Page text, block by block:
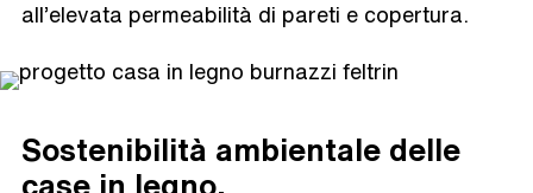
all’elevata permeabilità di pareti e copertura.
Sostenibilità ambientale delle
case in legno.